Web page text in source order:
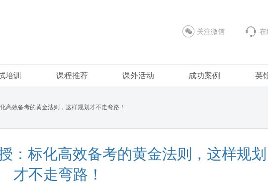
在
关注微信
培训 课程推荐 课外活动 成功案例 英
高效备考的黄金法则，这样规划才不走弯路！
：标化高效备考的黄金法则，这样规划
才不走弯路！